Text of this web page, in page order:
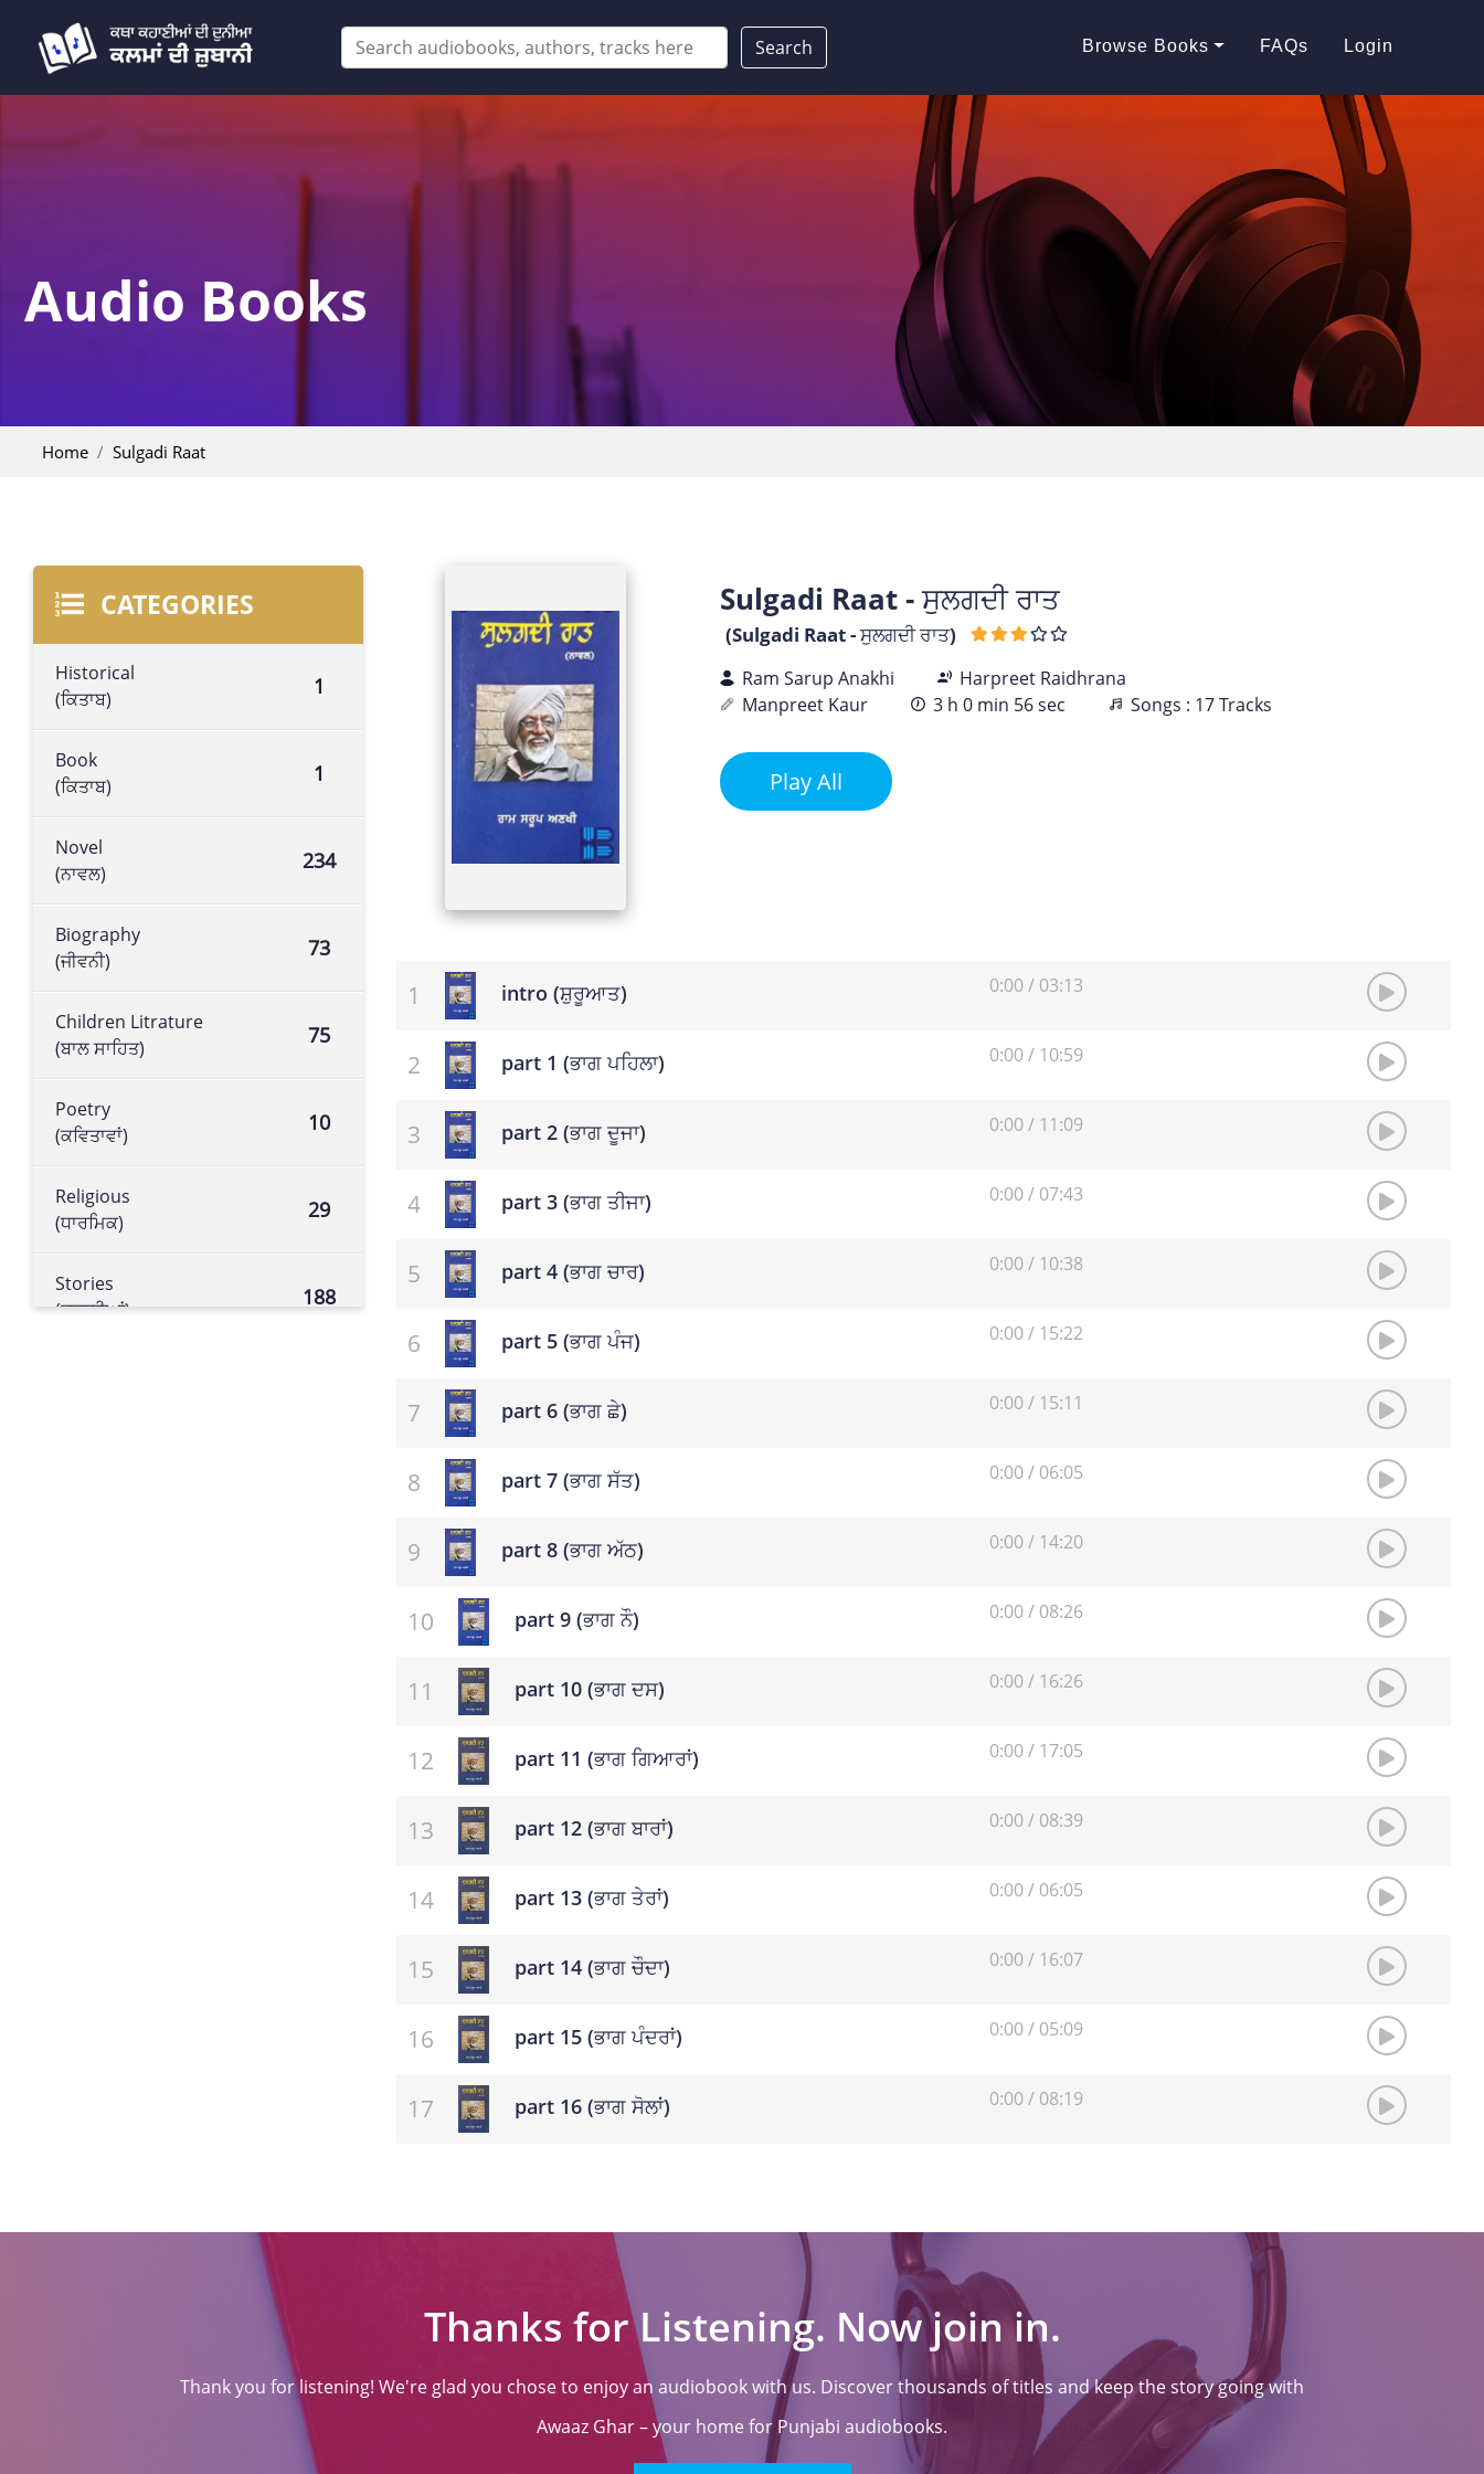
Search Browse Books FAQs Login
Audio Books
Home Sulgadi Raat
CATEGORIES
Historical
(ਕਿਤਾਬ)
1
Book
(ਕਿਤਾਬ)
1
Novel
(ਨਾਵਲ)
234
Biography
(ਜੀਵਨੀ)
73
Children Litrature
(ਬਾਲ ਸਾਹਿਤ)
75
Poetry
(ਕਵਿਤਾਵਾਂ)
10
Religious
(ਧਾਰਮਿਕ)
29
Stories
(ਕਹਾਣੀਆਂ)
188
Sulgadi Raat - ਸੁਲਗਦੀ ਰਾਤ
(Sulgadi Raat - ਸੁਲਗਦੀ ਰਾਤ)
Ram Sarup Anakhi
Harpreet Raidhrana
Manpreet Kaur
3 h 0 min 56 sec Songs : 17 Tracks
Play All
intro (ਸ਼ੁਰੂਆਤ) 0:00/ 03:13
part 1 (ਭਾਗ ਪਹਿਲਾ) 0:00/ 10:59
part 2 (ਭਾਗ ਦੂਜਾ) 0:00/ 11:09
part 3 (ਭਾਗ ਤੀਜਾ) 0:00/ 07:43
part 4 (ਭਾਗ ਚਾਰ) 0:00/ 10:38
part 5 (ਭਾਗ ਪੰਜ) 0:00/ 15:22
part 6 (ਭਾਗ ਛੇ) 0:00/ 15:11
part 7 (ਭਾਗ ਸੱਤ) 0:00/ 06:05
part 8 (ਭਾਗ ਅੱਠ) 0:00/ 14:20
part 9 (ਭਾਗ ਨੌ) 0:00/ 08:26
part 10 (ਭਾਗ ਦਸ) 0:00/ 16:26
part 11 (ਭਾਗ ਗਿਆਰਾਂ) 0:00/ 17:05
part 12 (ਭਾਗ ਬਾਰਾਂ) 0:00/ 08:39
part 13 (ਭਾਗ ਤੇਰਾਂ) 0:00/ 06:05
part 14 (ਭਾਗ ਚੌਦਾ) 0:00/ 16:07
part 15 (ਭਾਗ ਪੰਦਰਾਂ) 0:00/ 05:09
part 16 (ਭਾਗ ਸੋਲਾਂ) 0:00/ 08:19
Thanks for Listening. Now join in.
Thank you for listening! We're glad you chose to enjoy an audiobook with us. Discover thousands of titles and keep the story going with
Awaaz Ghar – your home for Punjabi audiobooks.